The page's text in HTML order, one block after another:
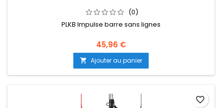
(0)
PLKB Impulse barre sans lignes
45,96 €
 Ajouter au panier
favorite_border